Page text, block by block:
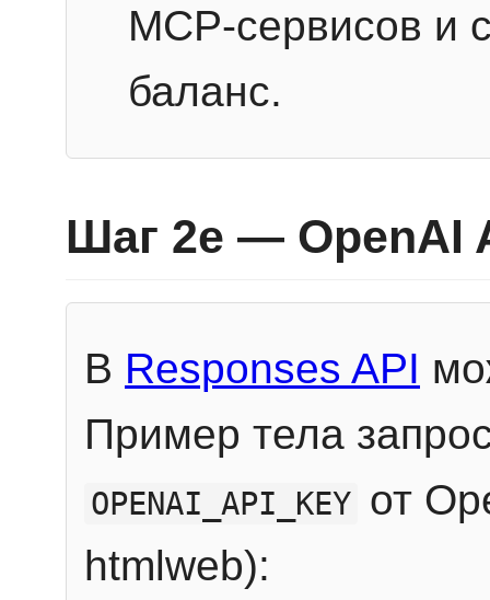
MCP-сервисов и
баланс.
Шаг 2e — OpenAI
В Responses API
Пример тела
OPENAI_API_KEY от
htmlweb):